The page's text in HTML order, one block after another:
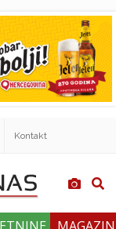
Kontakt